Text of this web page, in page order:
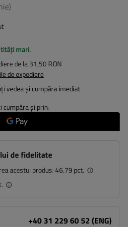
)
mari
de la31,50 RON
de expediere
vedea și cumpăra imediat
cumpăra și prin:
de fidelitate
acestui produs:46.79 pct.
+40 31 229 60 52 (ENG)